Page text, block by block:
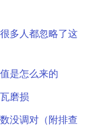
多人都忽略了这
是怎么来的
磨损
没调对（附排查